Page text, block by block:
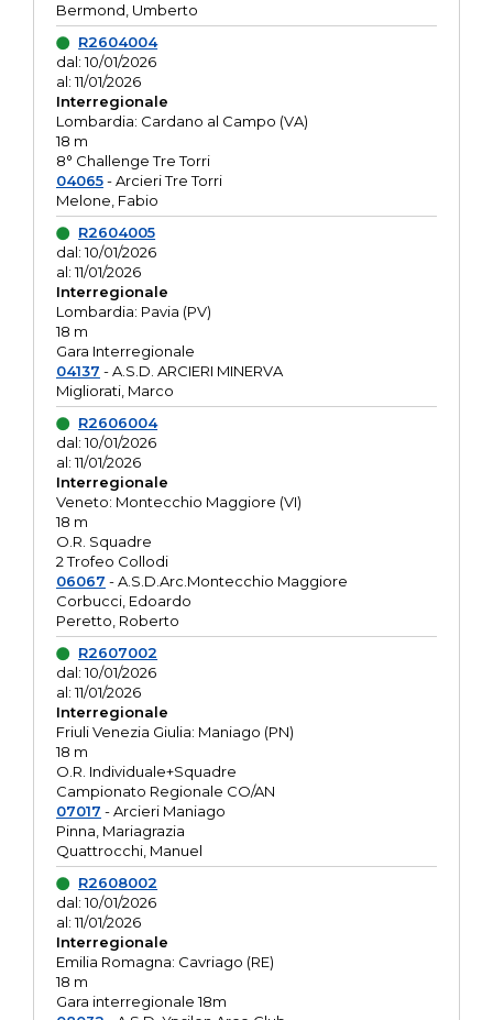
Bermond, Umberto
R2604004
dal: 10/01/2026
al: 11/01/2026
Interregionale
Lombardia: Cardano al Campo (VA)
18 m
8° Challenge Tre Torri
04065- Arcieri Tre Torri
Melone, Fabio
R2604005
dal: 10/01/2026
al: 11/01/2026
Interregionale
Lombardia: Pavia (PV)
18 m
Gara Interregionale
04137 - A.S.D. ARCIERI MINERVA
Migliorati, Marco
R2606004
dal: 10/01/2026
al: 11/01/2026
Interregionale
Veneto: Montecchio Maggiore (VI)
18 m
O.R. Squadre
2 Trofeo Collodi
06067 - A.S.D.Arc.Montecchio Maggiore
Corbucci, Edoardo
Peretto, Roberto
R2607002
dal: 10/01/2026
al: 11/01/2026
Interregionale
Friuli Venezia Giulia: Maniago (PN)
18 m
O.R. Individuale+Squadre
Campionato Regionale CO/AN
07017 - Arcieri Maniago
Pinna, Mariagrazia
Quattrocchi, Manuel
R2608002
dal: 10/01/2026
al: 11/01/2026
Interregionale
Emilia Romagna: Cavriago (RE)
18 m
Gara interregionale 18m